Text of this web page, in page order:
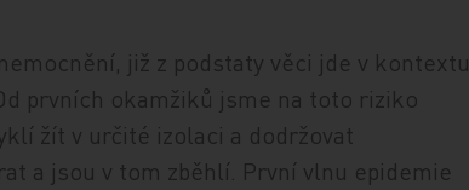
již z podstaty věci jde v kontextu
prvních okamžiků jsme na toto riziko
žít v určité izolaci a dodržovat
a jsou v tom zběhlí. První vlnu epidemie